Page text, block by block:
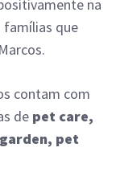
na
famílias que
contam com
de pet care,
pet